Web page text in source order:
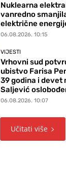
Nuklearna
vanredno
električne
06.08.2026. 10:15
VIJESTI
Vrhovni sud
ubistvo Farisa
39 godina i devet
Saljević
06.08.2026. 10:07
Učitati više